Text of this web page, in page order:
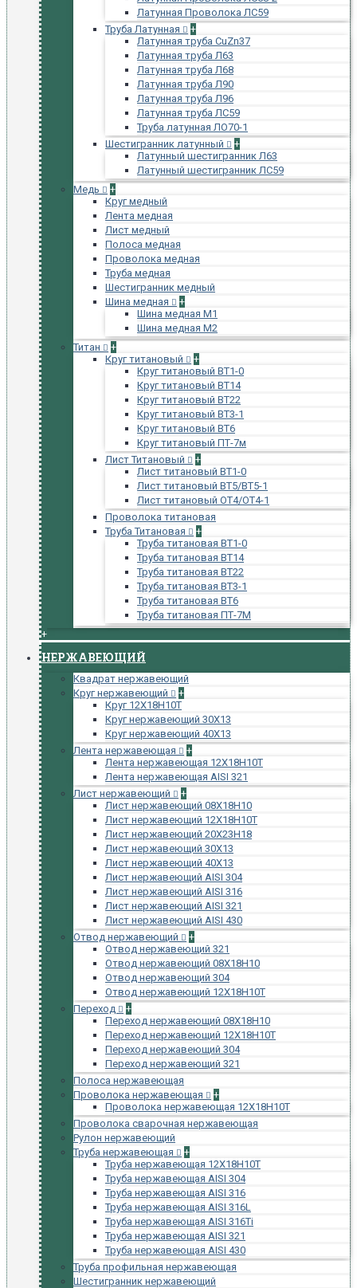
Латунная Проволока ЛС59
Труба Латунная
+
Латунная труба CuZn37
Латунная труба Л63
Латунная труба Л68
Латунная труба Л90
Латунная труба Л96
Латунная труба ЛС59
Труба латунная ЛО70-1
Шестигранник латунный
+
Латунный шестигранник Л63
Латунный шестигранник ЛС59
Медь
+
Круг медный
Лента медная
Лист медный
Полоса медная
Проволока медная
Труба медная
Шестигранник медный
Шина медная
+
Шина медная М1
Шина медная М2
Титан
+
Круг титановый
+
Круг титановый ВТ1-0
Круг титановый ВТ14
Круг титановый ВТ22
Круг титановый ВТ3-1
Круг титановый ВТ6
Круг титановый ПТ-7м
Лист Титановый
+
Лист титановый ВТ1-0
Лист титановый ВТ5/ВТ5-1
Лист титановый ОТ4/ОТ4-1
Проволока титановая
Труба Титановая
+
Труба титановая ВТ1-0
Труба титановая ВТ14
Труба титановая ВТ22
Труба титановая ВТ3-1
Труба титановая ВТ6
Труба титановая ПТ-7М
+
НЕРЖАВЕЮЩИЙ
Квадрат нержавеющий
Круг нержавеющий
+
Круг 12Х18Н10Т
Круг нержавеющий 30Х13
Круг нержавеющий 40Х13
Лента нержавеющая
+
Лента нержавеющая 12Х18Н10Т
Лента нержавеющая AISI 321
Лист нержавеющий
+
Лист нержавеющий 08Х18Н10
Лист нержавеющий 12Х18Н10Т
Лист нержавеющий 20Х23Н18
Лист нержавеющий 30Х13
Лист нержавеющий 40Х13
Лист нержавеющий AISI 304
Лист нержавеющий AISI 316
Лист нержавеющий AISI 321
Лист нержавеющий AISI 430
Отвод нержавеющий
+
Отвод нержавеющий 321
Отвод нержавеющий 08Х18Н10
Отвод нержавеющий 304
Отвод нержавеющий 12Х18Н10Т
Переход
+
Переход нержавеющий 08Х18Н10
Переход нержавеющий 12Х18Н10Т
Переход нержавеющий 304
Переход нержавеющий 321
Полоса нержавеющая
Проволока нержавеющая
+
Проволока нержавеющая 12Х18Н10Т
Проволока сварочная нержавеющая
Рулон нержавеющий
Труба нержавеющая
+
Труба нержавеющая 12Х18Н10Т
Труба нержавеющая AISI 304
Труба нержавеющая AISI 316
Труба нержавеющая AISI 316L
Труба нержавеющая AISI 316Ti
Труба нержавеющая AISI 321
Труба нержавеющая AISI 430
Труба профильная нержавеющая
Шестигранник нержавеющий